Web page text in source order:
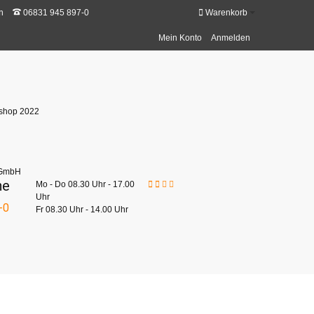
06831 945 897-0 Warenkorb
Mein Konto Anmelden
0
Mo - Do 08.30 Uhr - 17.00
Uhr
Fr 08.30 Uhr - 14.00 Uhr